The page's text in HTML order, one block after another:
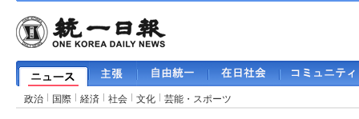
政治 国際 経済 社会 文化 芸能・スポーツ